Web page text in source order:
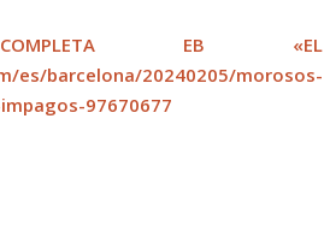
EB «EL
es/barcelona/20240205/morosos-
97670677